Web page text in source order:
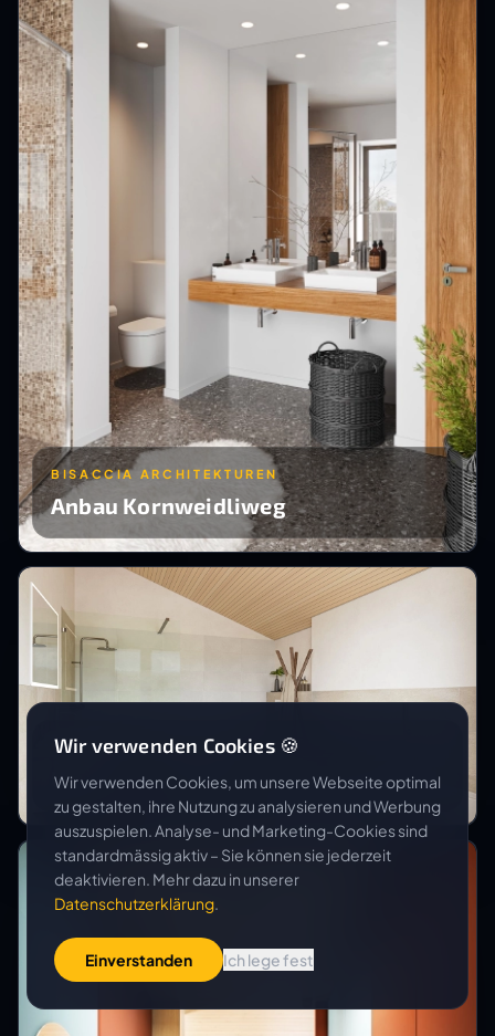
BISACCIA ARCHITEKTUREN
Anbau Kornweidliweg
HALTER AG, RENOVATIONEN
Umbau Grubenstrasse
Wir verwenden Cookies 🍪
Wir verwenden Cookies, um unsere Webseite optimal
zu gestalten, ihre Nutzung zu analysieren und Werbung
auszuspielen. Analyse- und Marketing-Cookies sind
standardmässig aktiv – Sie können sie jederzeit
deaktivieren. Mehr dazu in unserer
Datenschutzerklärung.
Einverstanden Ich lege fest